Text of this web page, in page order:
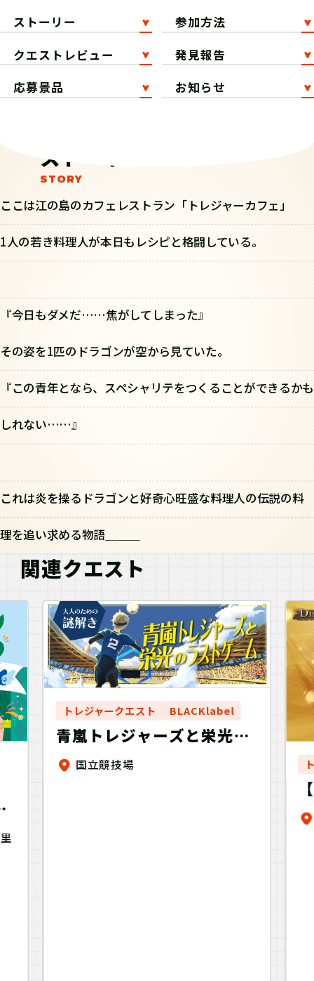
ストーリー
参加方法
クエストレビュー
発見報告
応募景品
お知らせ
ストーリー
ここは江の島のカフェレストラン「トレジャーカフェ」
1人の若き料理人が本日もレシピと格闘している。
『今日もダメだ……焦がしてしまった』
その姿を1匹のドラゴンが空から見ていた。
『この青年となら、スペシャリテをつくることができるかも
しれない……』
これは炎を操るドラゴンと好奇心旺盛な料理人の伝説の料
理を追い求める物語＿＿＿
関連クエスト
トレジャークエスト BLACKlabel
青嵐トレジャーズと栄光の
ラストゲーム
国立競技場